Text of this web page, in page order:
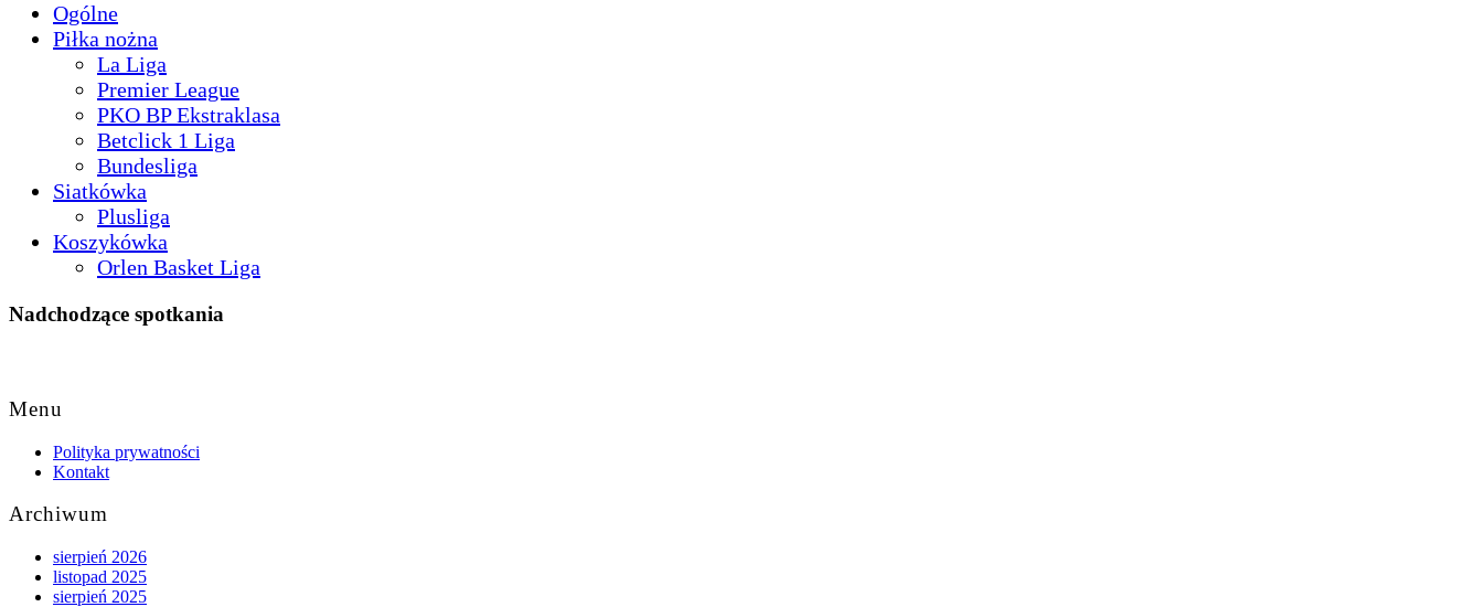
Ogólne
Piłka nożna
La Liga
Premier League
PKO BP Ekstraklasa
Betclick 1 Liga
Bundesliga
Siatkówka
Plusliga
Koszykówka
Orlen Basket Liga
Nadchodzące spotkania
Top
Menu
Polityka prywatności
Kontakt
Archiwum
sierpień 2026
listopad 2025
sierpień 2025